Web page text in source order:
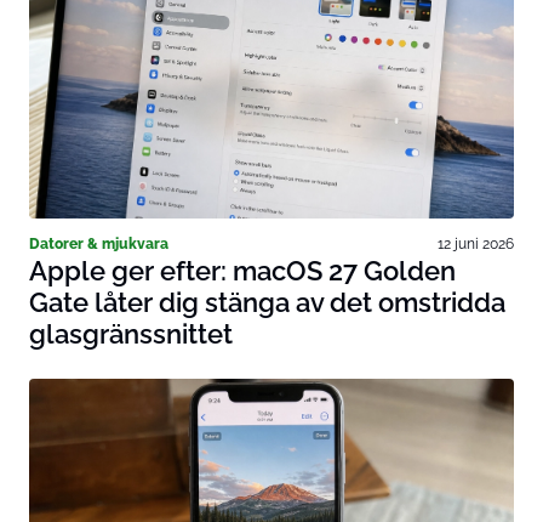
Datorer & mjukvara 12 juni 2026
Apple ger efter: macOS 27 Golden
Gate låter dig stänga av det omstridda
glasgränssnittet